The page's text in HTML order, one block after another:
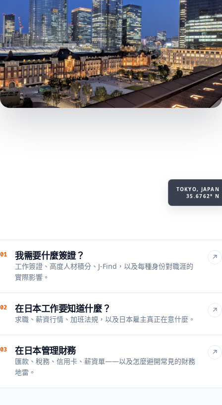
TOKYO, JAPAN
35.6762° N
01 我需要什麼簽證？
工作簽證、高度人材積分、J-Find，以及每種身份對職涯的
實際影響。
↗
02 在日本工作要知道什麼？
求職、薪資行情、加班法規，以及日本雇主真正在意什麼。
↗
03 在日本管理財務
匯款、稅務、信用卡、薪資單——以及怎麼避開常見的財務
地雷。
↗